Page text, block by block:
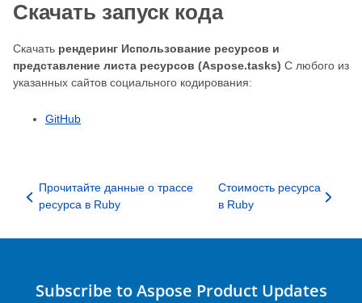
Скачать запуск кода
Скачать рендеринг Использование ресурсов и
представление листа ресурсов (Aspose.tasks) С любого из
указанных сайтов социального кодирования:
GitHub
Прочитайте данные о трассе
ресурса в Ruby
Стоимость ресурса
в Ruby
Subscribe to Aspose Product Updates